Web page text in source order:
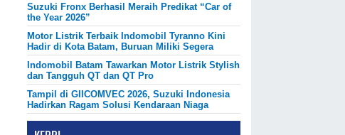
Suzuki Fronx Berhasil Meraih Predikat “Car of
the Year 2026”
Motor Listrik Terbaik Indomobil Tyranno Kini
Hadir di Kota Batam, Buruan Miliki Segera
Indomobil Batam Tawarkan Motor Listrik Stylish
dan Tangguh QT dan QT Pro
Tampil di GIICOMVEC 2026, Suzuki Indonesia
Hadirkan Ragam Solusi Kendaraan Niaga